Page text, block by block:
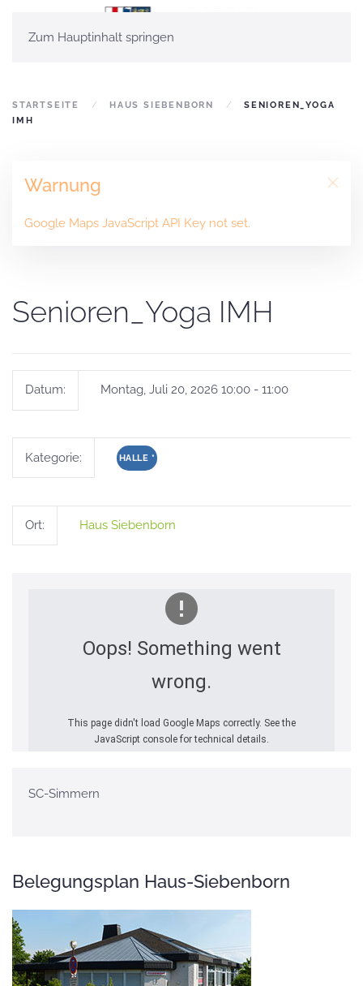
Zum Hauptinhalt springen
STARTSEITE HAUS SIEBENBORN
SENIOREN_YOGA
IMH
Warnung
Google Maps JavaScript API Key not set.
Senioren_Yoga IMH
Datum: Montag, Juli 20, 2026 10:00 - 11:00
Kategorie: HALLE *
Ort: Haus Siebenborn
Oops! Something went
wrong.
This page didn't load Google Maps correctly. See the
JavaScript console for technical details.
SC-Simmern
Belegungsplan Haus-Siebenborn